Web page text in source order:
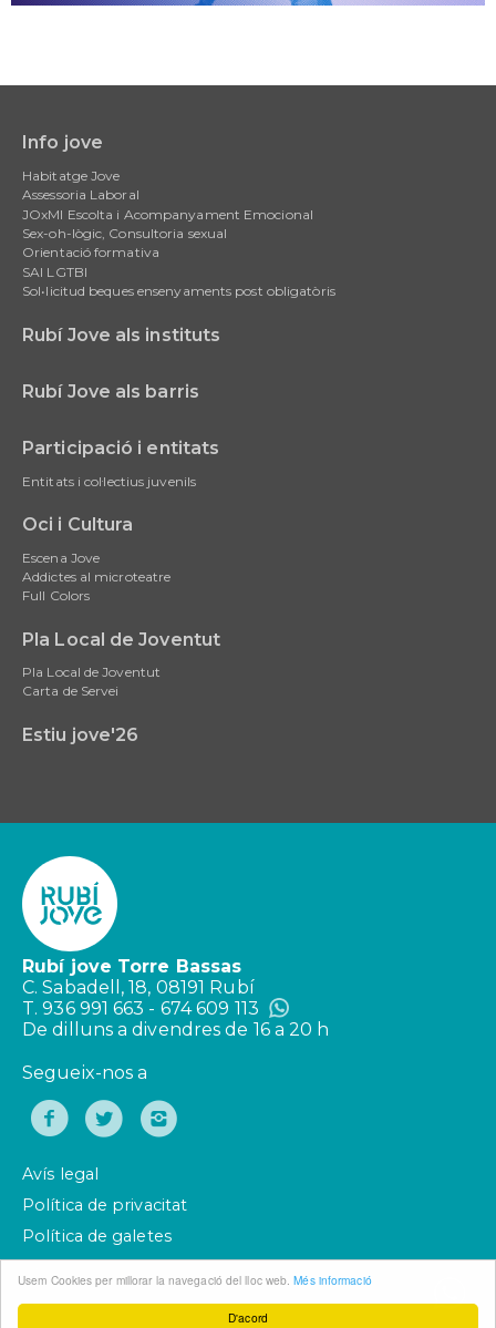
D'acord
Usem Cookies per millorar la navegació del lloc web.Més informació
navigation
Info jove
Habitatge Jove
Assessoria Laboral
JOxMI Escolta i Acompanyament Emocional
Sex-oh-lògic, Consultoria sexual
Orientació formativa
SAI LGTBI
Sol•licitud beques ensenyaments post obligatòris
Rubí Jove als instituts
Rubí Jove als barris
Participació i entitats
Entitats i col·lectius juvenils
Oci i Cultura
Escena Jove
Addictes al microteatre
Full Colors
Pla Local de Joventut
Pla Local de Joventut
Carta de Servei
Estiu jove'26
Rubí jove Torre Bassas
C. Sabadell, 18, 08191 Rubí
T. 936 991 663 - 674 609 113
De dilluns a divendres de 16 a 20 h
Segueix-nos a
Avís legal
Política de privacitat
Política de galetes